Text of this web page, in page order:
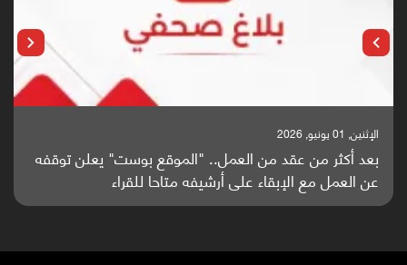
الإثنين, 25 مايو, 2026
باحثون من اليمن يدخلون سباق أبحاث ألزهايمر بدراسة
واعدة منشورة عالميا (ترجمة)